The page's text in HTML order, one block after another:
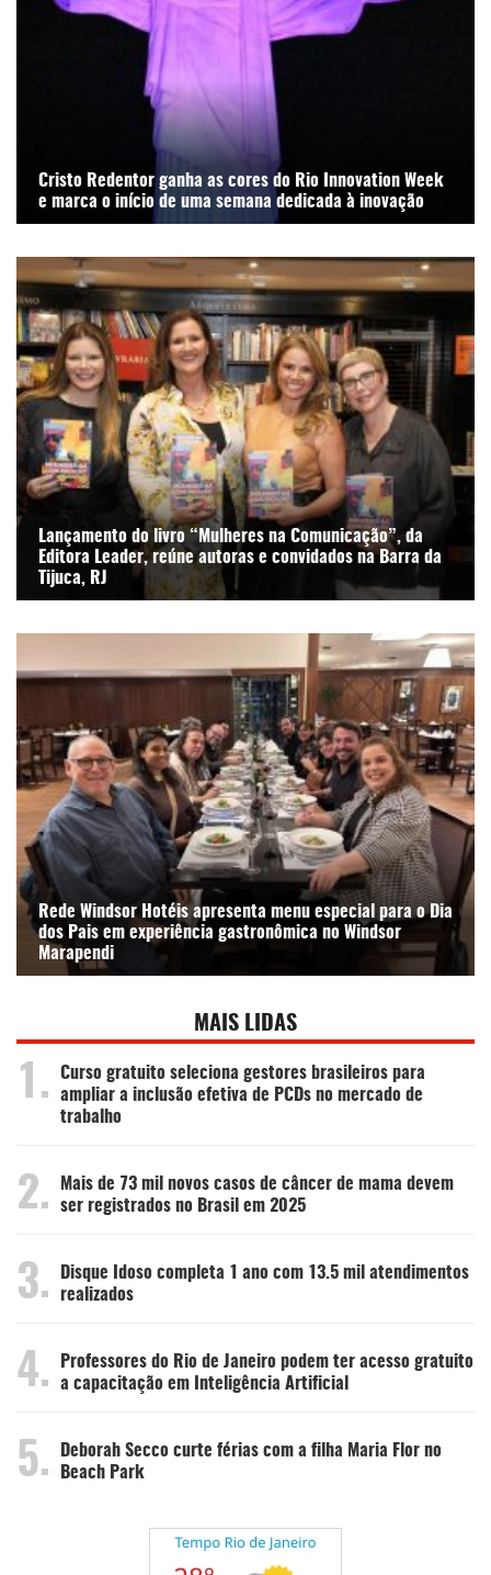
Cristo Redentor ganha as cores do Rio Innovation Week
e marca o início de uma semana dedicada à inovação
Lançamento do livro “Mulheres na Comunicação”, da
Editora Leader, reúne autoras e convidados na Barra da
Tijuca, RJ
Rede Windsor Hotéis apresenta menu especial para o Dia
dos Pais em experiência gastronômica no Windsor
Marapendi
MAIS LIDAS
1.
Curso gratuito seleciona gestores brasileiros para
ampliar a inclusão efetiva de PCDs no mercado de
trabalho
2.
Mais de 73 mil novos casos de câncer de mama devem
ser registrados no Brasil em 2025
3.
Disque Idoso completa 1 ano com 13.5 mil atendimentos
realizados
4.
Professores do Rio de Janeiro podem ter acesso gratuito
a capacitação em Inteligência Artificial
5.
Deborah Secco curte férias com a filha Maria Flor no
Beach Park